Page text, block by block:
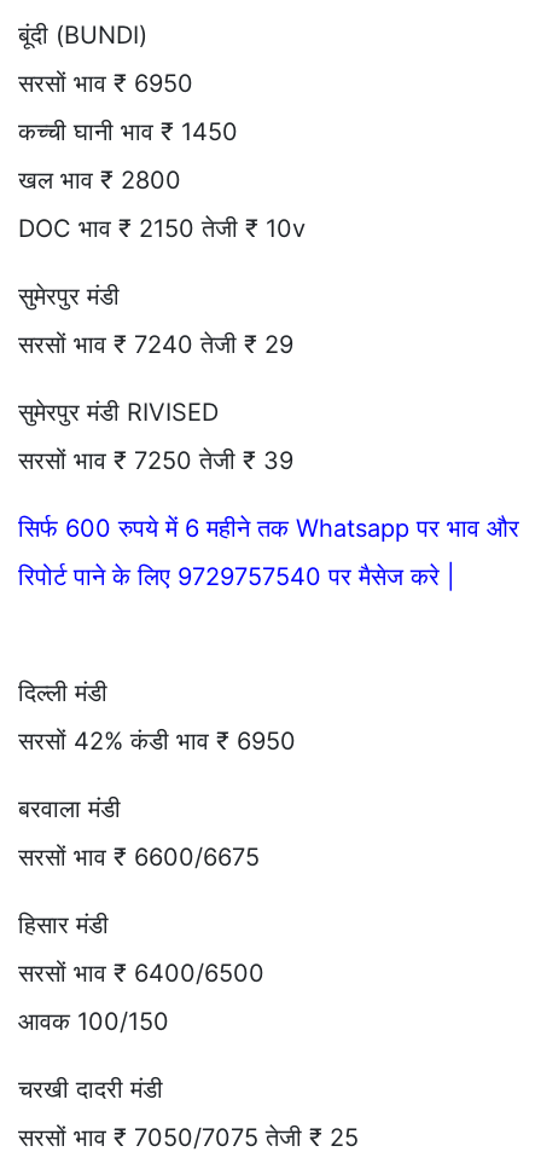
बूंदी (BUNDI)
सरसों भाव ₹ 6950
कच्ची घानी भाव ₹ 1450
खल भाव ₹ 2800
DOC भाव ₹ 2150 तेजी ₹ 10v
सुमेरपुर मंडी
सरसों भाव ₹ 7240 तेजी ₹ 29
सुमेरपुर मंडी RIVISED
सरसों भाव ₹ 7250 तेजी ₹ 39
सिर्फ 600 रुपये में 6 महीने तक Whatsapp पर भाव और
रिपोर्ट पाने के लिए 9729757540 पर मैसेज करे |
दिल्ली मंडी
सरसों 42% कंडी भाव ₹ 6950
बरवाला मंडी
सरसों भाव ₹ 6600/6675
हिसार मंडी
सरसों भाव ₹ 6400/6500
आवक 100/150
चरखी दादरी मंडी
सरसों भाव ₹ 7050/7075 तेजी ₹ 25